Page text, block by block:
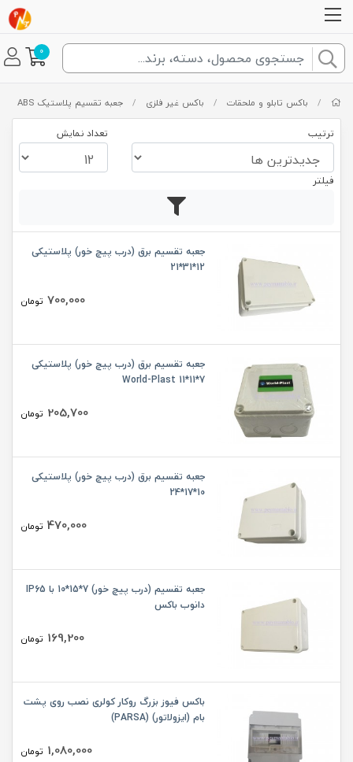
0
/ باکس تابلو و ملحقات / باکس غیر فلزی / جعبه تقسیم پلاستیک ABS
ترتیب تعداد نمایش
فیلتر
جعبه تقسیم برق (درب پیچ خور) پلاستیکی
12*31*21
700,000 تومان
جعبه تقسیم برق (درب پیچ خور) پلاستیکی
World-Plast 11*11*7
205,700 تومان
جعبه تقسیم برق (درب پیچ خور) پلاستیکی
10*17*24
470,000 تومان
جعبه تقسیم (درب پیچ خور) 7*15*10 با IP65
دانوب باکس
169,200 تومان
باکس فیوز بزرگ روکار کولری نصب روی پشت
بام (ایزولاتور) (PARSA)
1,080,000 تومان